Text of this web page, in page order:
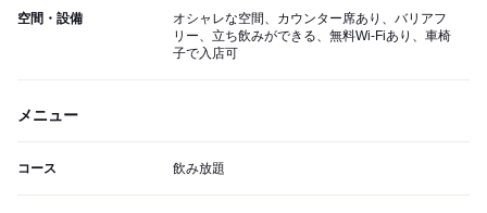
空間・設備
オシャレな空間、カウンター席あり、バリアフ
リー、立ち飲みができる、無料Wi-Fiあり、車椅
子で入店可
メニュー
コース 飲み放題